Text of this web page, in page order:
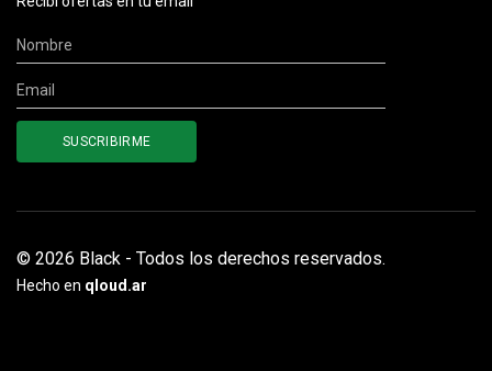
© 2026 Black - Todos los derechos reservados.
Hecho en qloud.ar